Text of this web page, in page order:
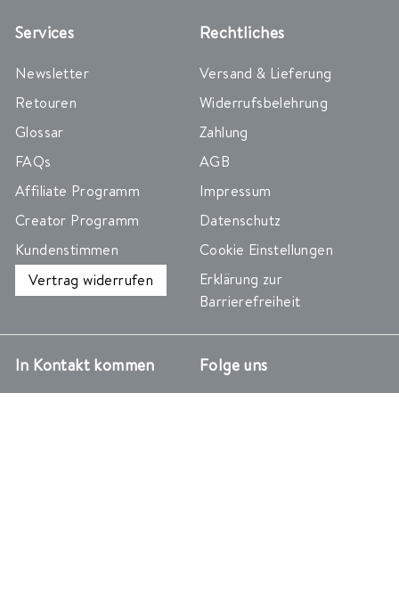
Services
Newsletter
Retouren
Glossar
FAQs
Affiliate Programm
Creator Programm
Kundenstimmen
Vertrag widerrufen
Rechtliches
Versand & Lieferung
Widerrufsbelehrung
Zahlung
AGB
Impressum
Datenschutz
Cookie Einstellungen
Erklärung zur
Barrierefreiheit
In Kontakt kommen Folge uns